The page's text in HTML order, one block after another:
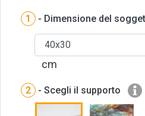
1 - Dimensione del
cm
2 - Scegli il supporto